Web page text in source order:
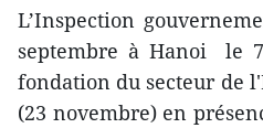
L’Inspection
septembre à Hanoi le
fondation du secteur de
(23 novembre) en